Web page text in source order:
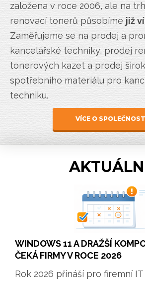
založena v roce 2006, ale na
renovací tonerů působímejiž
Zaměřujeme se na prodej a
kancelářské techniky, prodej
tonerových kazet a prodej
spotřebního materiálu pro
techniku.
VÍCE O
WINDOWS 11 A DRAŽŠÍ
ČEKÁ FIRMY V ROCE 2026
Rok 2026 přináší pro firemní